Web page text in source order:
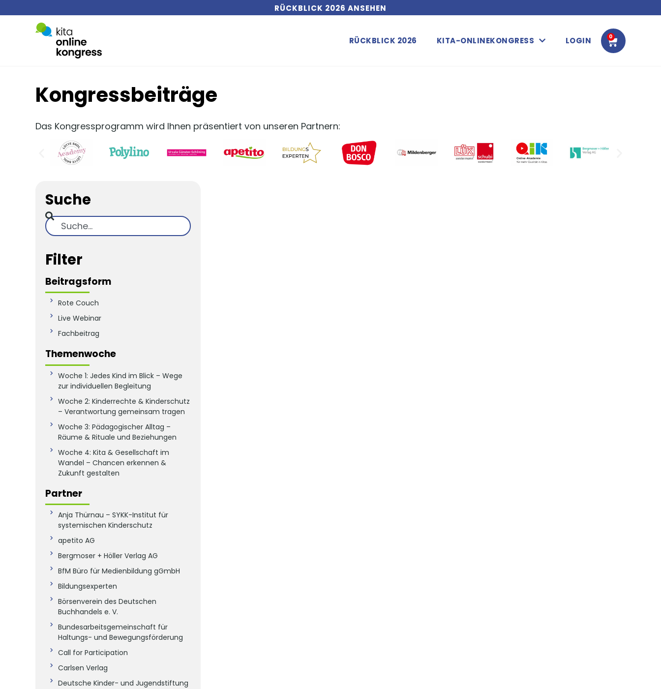
RÜCKBLICK 2026 ANSEHEN
RÜCKBLICK 2026 KITA-ONLINEKONGRESS LOGIN 0
Kongressbeiträge
Das Kongressprogramm wird Ihnen präsentiert von unseren Partnern:
Suche
Suche
Filter
Beitragsform
Rote Couch
Live Webinar
Fachbeitrag
Themenwoche
Woche 1: Jedes Kind im Blick – Wege
zur individuellen Begleitung
Woche 2: Kinderrechte & Kinderschutz
– Verantwortung gemeinsam tragen
Woche 3: Pädagogischer Alltag –
Räume & Rituale und Beziehungen
Woche 4: Kita & Gesellschaft im
Wandel – Chancen erkennen &
Zukunft gestalten
Partner
Anja Thürnau – SYKK-Institut für
systemischen Kinderschutz
apetito AG
Bergmoser + Höller Verlag AG
BfM Büro für Medienbildung gGmbH
Bildungsexperten
Börsenverein des Deutschen
Buchhandels e. V.
Bundesarbeitsgemeinschaft für
Haltungs- und Bewegungsförderung
Call for Participation
Carlsen Verlag
Deutsche Kinder- und Jugendstiftung